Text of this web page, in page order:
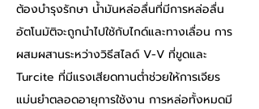
ต้องบำรุงรักษา น้ำมันหล่อลื่นที่มีการหล่อลื่น
อัตโนมัติจะถูกนำไปใช้กับไกด์และทางเลื่อน การ
ผสมผสานระหว่างวิธีสไลด์ V-V ที่ขูดและ
Turcite ที่มีแรงเสียดทานต่ำช่วยให้การเจียร
แม่นยำตลอดอายุการใช้งาน การหล่อทั้งหมดมี